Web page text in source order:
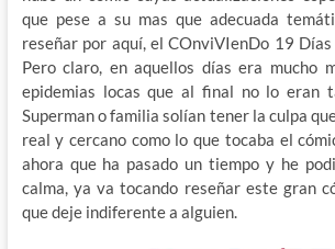
que pese a su mas que adecuada
reseñar por aquí, el COnviVIenDo 19
Pero claro, en aquellos días era mucho
epidemias locas que al final no lo eran
Superman o familia solían tener la culpa
real y cercano como lo que tocaba el
ahora que ha pasado un tiempo y he
calma, ya va tocando reseñar este gran
que deje indiferente a alguien.